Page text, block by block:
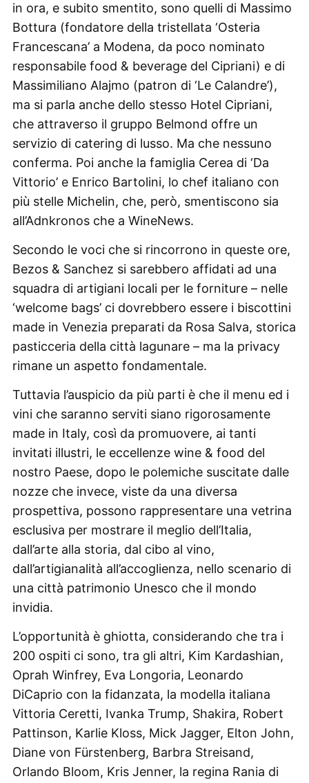
in ora, e subito smentito, sono quelli di Massimo
Bottura (fondatore della tristellata ‘Osteria
Francescana’ a Modena, da poco nominato
responsabile food & beverage del Cipriani) e di
Massimiliano Alajmo (patron di ‘Le Calandre’),
ma si parla anche dello stesso Hotel Cipriani,
che attraverso il gruppo Belmond offre un
servizio di catering di lusso. Ma che nessuno
conferma. Poi anche la famiglia Cerea di ‘Da
Vittorio’ e Enrico Bartolini, lo chef italiano con
più stelle Michelin, che, però, smentiscono sia
all’Adnkronos che a WineNews.
Secondo le voci che si rincorrono in queste ore,
Bezos & Sanchez si sarebbero affidati ad una
squadra di artigiani locali per le forniture – nelle
‘welcome bags’ ci dovrebbero essere i biscottini
made in Venezia preparati da Rosa Salva, storica
pasticceria della città lagunare – ma la privacy
rimane un aspetto fondamentale.
Tuttavia l’auspicio da più parti è che il menu ed i
vini che saranno serviti siano rigorosamente
made in Italy, così da promuovere, ai tanti
invitati illustri, le eccellenze wine & food del
nostro Paese, dopo le polemiche suscitate dalle
nozze che invece, viste da una diversa
prospettiva, possono rappresentare una vetrina
esclusiva per mostrare il meglio dell’Italia,
dall’arte alla storia, dal cibo al vino,
dall’artigianalità all’accoglienza, nello scenario di
una città patrimonio Unesco che il mondo
invidia.
L’opportunità è ghiotta, considerando che tra i
200 ospiti ci sono, tra gli altri, Kim Kardashian,
Oprah Winfrey, Eva Longoria, Leonardo
DiCaprio con la fidanzata, la modella italiana
Vittoria Ceretti, Ivanka Trump, Shakira, Robert
Pattinson, Karlie Kloss, Mick Jagger, Elton John,
Diane von Fürstenberg, Barbra Streisand,
Orlando Bloom, Kris Jenner, la regina Rania di